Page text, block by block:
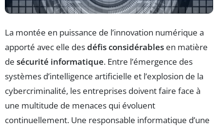
La montée en puissance de l’innovation numérique a
apporté avec elle desdéfis considérables en matière
de sécurité informatique. Entre l’émergence des
systèmes d’intelligence artificielle et l’explosion de la
cybercriminalité, les entreprises doivent faire face à
une multitude de menaces qui évoluent
continuellement. Une responsable informatique d’une